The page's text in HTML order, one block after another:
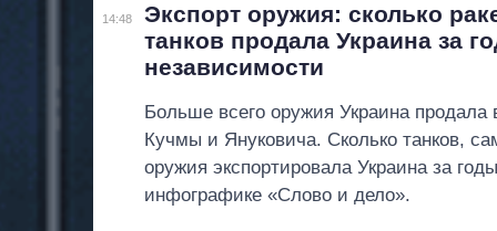
14:48
Экспорт оружия: сколько
танков продала Украина за
независимости
Больше всего оружия Украина продала
Кучмы и Януковича. Сколько танков,
оружия экспортировала Украина за
инфографике «Слово и дело».